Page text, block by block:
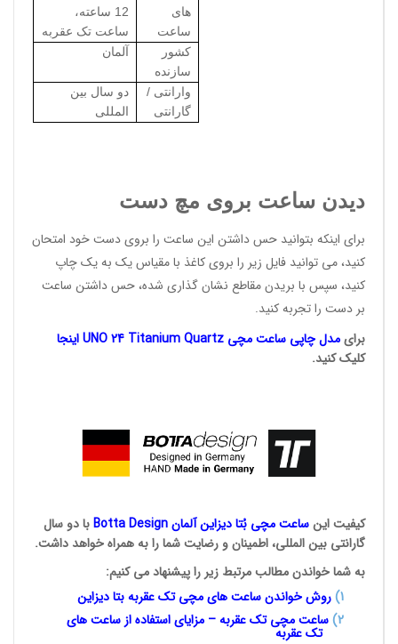
های
ساعت
12 ساعته،
ساعت تک عقربه
کشور
سازنده
آلمان
وارانتی /
گارانتی
دو سال بین
المللی
دیدن ساعت بروی مچ دست
برای اینکه بتوانید حس داشتن این ساعت را بروی دست خود امتحان
کنید، می توانید فایل زیر را بروی کاغذ با مقیاس یک به یک چاپ
کنید، سپس با بریدن مقاطع نشان گذاری شده، حس داشتن ساعت
بر دست را تجربه کنید.
برایمدل چاپی ساعت مچی UNO 24 Titanium Quartz اینجا
کلیک کنید.
کیفیت اینساعت مچی بُتادیزاین آلمانBotta Designبا دو سال
گارانتی بین المللی، اطمینان و رضایت شما را به همراه خواهد داشت.
به شما خواندن مطالب مرتبط زیر را پیشنهاد می کنیم:
1
)روش خواندن ساعت های مچی تکعقربه بتا دیزاین
2) ساعت مچی تک عقربه – مزایای استفاده از ساعت های
تک عقربه